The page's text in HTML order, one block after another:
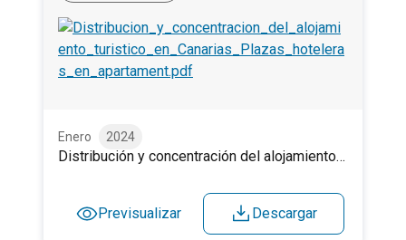
Enero 2024
Distribución y concentración del alojamiento turístico en Canarias. Plazas hoteleras, en apartamentos, vivienda vacacional y población. Enero 2024
Previsualizar Descargar